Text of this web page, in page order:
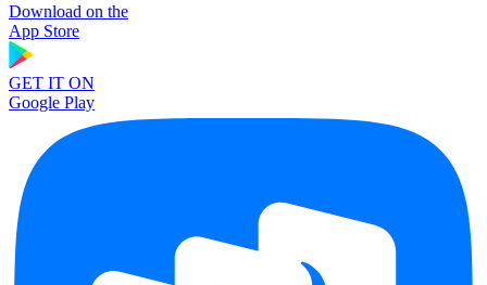
Download on the
App Store
GET IT ON
Google Play